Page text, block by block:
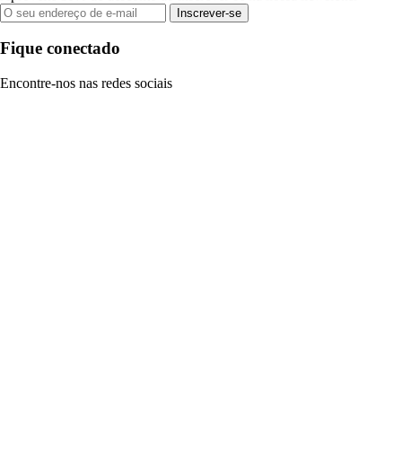
Inscrever-se
Fique conectado
Encontre-nos nas redes sociais